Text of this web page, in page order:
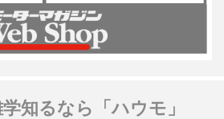
知るなら「ハウモ」